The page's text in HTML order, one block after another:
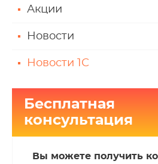
Акции
Новости
Новости 1С
Бесплатная
консультация
Вы можете получить